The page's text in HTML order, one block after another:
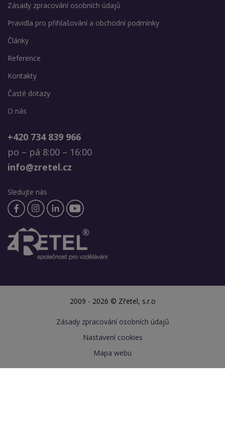
Zásady zpracování osobních údajů
Pravidla pro přihlašování a obchodní podmínky
Články
Reference
Kontakty
Časté dotazy
O nás
+420 734 839 966
po – pá 8:00 – 16:00
info@zretel.cz
Sledujte nás
2009 - 2026 © Zřetel, s.r.o
Zásady zpracování osobních údajů
Nastavení cookies
Mapa webu